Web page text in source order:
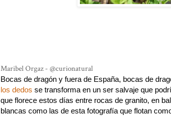
Maribel Orgaz - @curionatural
Bocas de dragón y fuera de España, bocas de
los dedos se transforma en un ser salvaje que
que florece estos días entre rocas de granito, en
blancas como las de esta fotografía que flotan